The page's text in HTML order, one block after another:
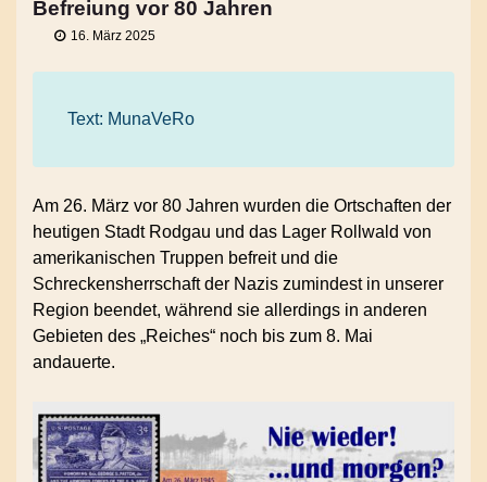
Befreiung vor 80 Jahren
16. März 2025
Text: MunaVeRo
Am 26. März vor 80 Jahren wurden die Ortschaften der
heutigen Stadt Rodgau und das Lager Rollwald von
amerikanischen Truppen befreit und die
Schreckensherrschaft der Nazis zumindest in unserer
Region beendet, während sie allerdings in anderen
Gebieten des „Reiches“ noch bis zum 8. Mai
andauerte.